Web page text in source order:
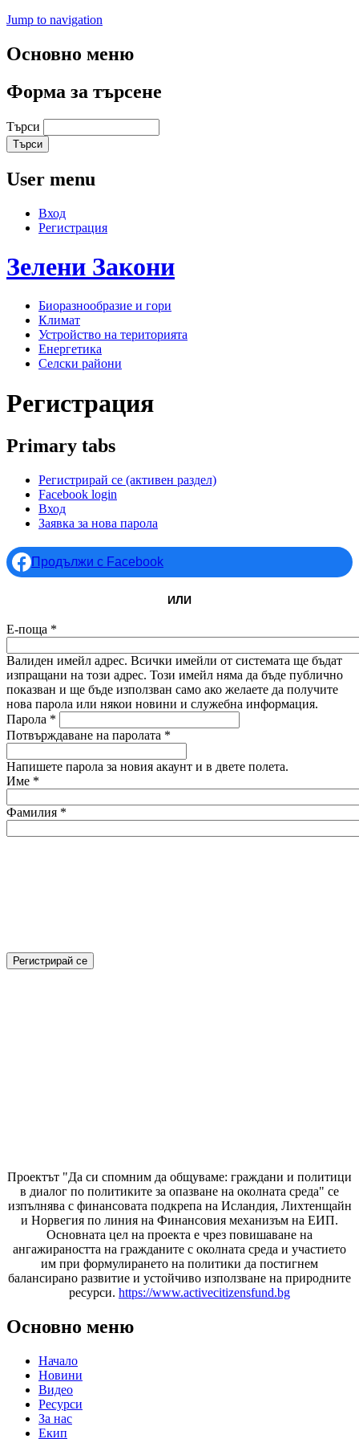
Jump to navigation
Основно меню
Форма за търсене
Търси
User menu
Вход
Регистрация
Зелени Закони
Биоразнообразие и гори
Климат
Устройство на територията
Енергетика
Селски райони
Регистрация
Primary tabs
Регистрирай се (активен раздел)
Facebook login
Вход
Заявка за нова парола
Продължи с Facebook
ИЛИ
Е-поща *
Валиден имейл адрес. Всички имейли от системата ще бъдат
изпращани на този адрес. Този имейл няма да бъде публично
показван и ще бъде използван само ако желаете да получите
нова парола или някои новини и служебна информация.
Парола *
Потвърждаване на паролата *
Напишете парола за новия акаунт и в двете полета.
Име *
Фамилия *
Проектът "Да си спомним да общуваме: граждани и политици
в диалог по политиките за опазване на околната среда" се
изпълнява с финансовата подкрепа на Исландия, Лихтенщайн
и Норвегия по линия на Финансовия механизъм на ЕИП.
Основната цел на проекта е чрез повишаване на
ангажираността на гражданите с околната среда и участието
им при формулирането на политики да постигнем
балансирано развитие и устойчиво използване на природните
ресурси. https://www.activecitizensfund.bg
Основно меню
Начало
Новини
Видео
Ресурси
За нас
Екип